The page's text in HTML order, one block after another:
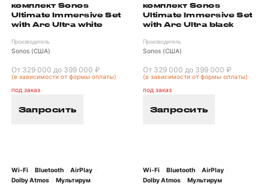
комплект Sonos
Ultimate Immersive Set
with Arc Ultra white
Производитель
Sonos (США)
От 329 000 до 399 000 ₽
(в зависимости от формы оплаты)
под заказ
Запросить
комплект Sonos
Ultimate Immersive Set
with Arc Ultra black
Производитель
Sonos (США)
От 329 000 до 399 000 ₽
(в зависимости от формы оплаты)
под заказ
Запросить
Wi-Fi Bluetooth AirPlay
Dolby Atmos
Мультирум
Wi-Fi Bluetooth AirPlay
Dolby Atmos
Мультирум